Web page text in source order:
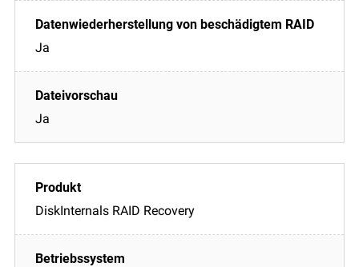
Ja
Ja
DiskInternals RAID Recovery